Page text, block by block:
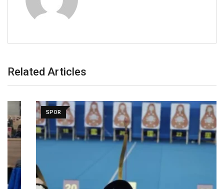
Related Articles